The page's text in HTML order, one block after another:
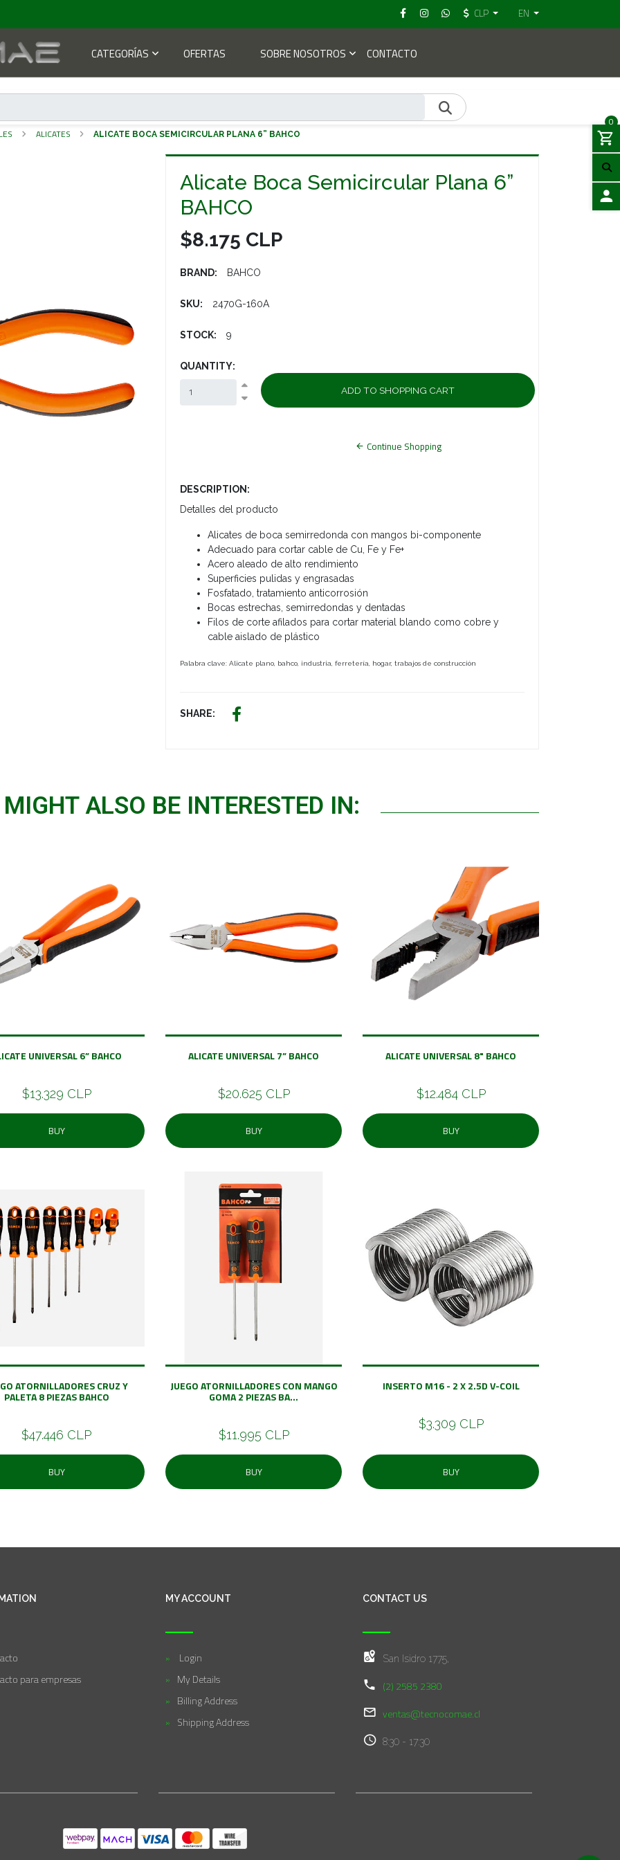
CLP EN
CATEGORÍAS OFERTAS SOBRE NOSOTROS CONTACTO
0
ALICATES ALICATE BOCA SEMICIRCULAR PLANA 6” BAHCO
Alicate Boca Semicircular Plana 6”
BAHCO
$8.175 CLP
BRAND: BAHCO
SKU: 2470G-160A
STOCK: 9
QUANTITY:
Continue Shopping
DESCRIPTION:
Detalles del producto
Alicates de boca semirredonda con mangos bi-componente
Adecuado para cortar cable de Cu, Fe y Fe+
Acero aleado de alto rendimiento
Superficies pulidas y engrasadas
Fosfatado, tratamiento anticorrosión
Bocas estrechas, semirredondas y dentadas
Filos de corte afilados para cortar material blando como cobre y
cable aislado de plástico
Palabra clave: Alicate plano, bahco, industria, ferretería, hogar, trabajos de construcción
SHARE:
ALSO BE INTERESTED IN:
UNIVERSAL 6” BAHCO
$13.329 CLP
BUY
ALICATE UNIVERSAL 7” BAHCO
$20.625 CLP
BUY
ALICATE UNIVERSAL 8" BAHCO
$12.484 CLP
BUY
ATORNILLADORES CRUZ Y
PALETA 8 PIEZAS BAHCO
$47.446 CLP
BUY
JUEGO ATORNILLADORES CON MANGO
GOMA 2 PIEZAS BA...
$11.995 CLP
BUY
INSERTO M16 - 2 X 2.5D V-COIL
$3.309 CLP
BUY
para empresas
MY ACCOUNT
Login
My Details
Billing Address
Shipping Address
CONTACT US
San Isidro 1775,
(2) 2585 2380
ventas@tecnocomae.cl
8:30 - 17:30